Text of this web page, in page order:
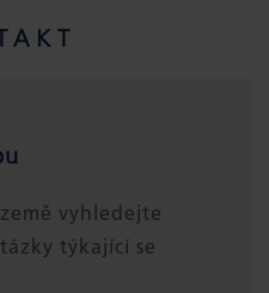
vyhledejte
týkající se